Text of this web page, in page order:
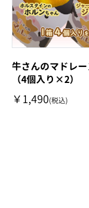
牛さんのマドレ
（4個入り×2）
￥1,490(税込)